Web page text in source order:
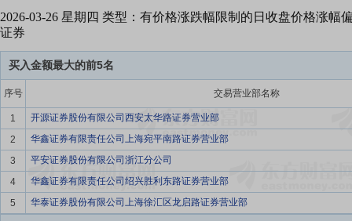
2026-03-26 星期四 类型：有价格涨跌幅限制的日收盘价格涨幅
证券
买入金额最大的前5名
序号 交易营业部名称
1
开源证券股份有限公司西安太华路证券营业部
2
华鑫证券有限责任公司上海宛平南路证券营业部
3
平安证券股份有限公司浙江分公司
4
华鑫证券有限责任公司绍兴胜利东路证券营业部
5
华泰证券股份有限公司上海徐汇区龙启路证券营业部